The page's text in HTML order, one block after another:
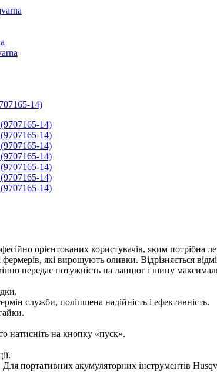
14)
орієнтованих користувачів, яким потрібна
фермерів, які вирощують оливки. Відрізняється
передає потужність на ланцюг і шину
служби, поліпшена надійність і ефективність.
натисніть на кнопку «пуск».
портативних акумуляторних інструментів